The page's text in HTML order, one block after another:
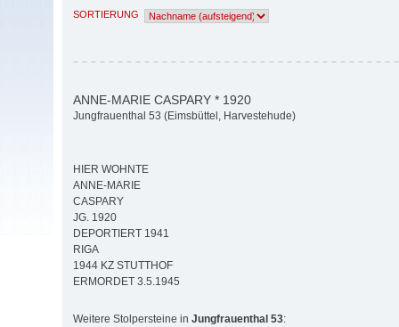
SORTIERUNG
ANNE-MARIE CASPARY * 1920
Jungfrauenthal 53 (Eimsbüttel, Harvestehude)
HIER WOHNTE
ANNE-MARIE
CASPARY
JG. 1920
DEPORTIERT 1941
RIGA
1944 KZ STUTTHOF
ERMORDET 3.5.1945
Weitere Stolpersteine in Jungfrauenthal 53: